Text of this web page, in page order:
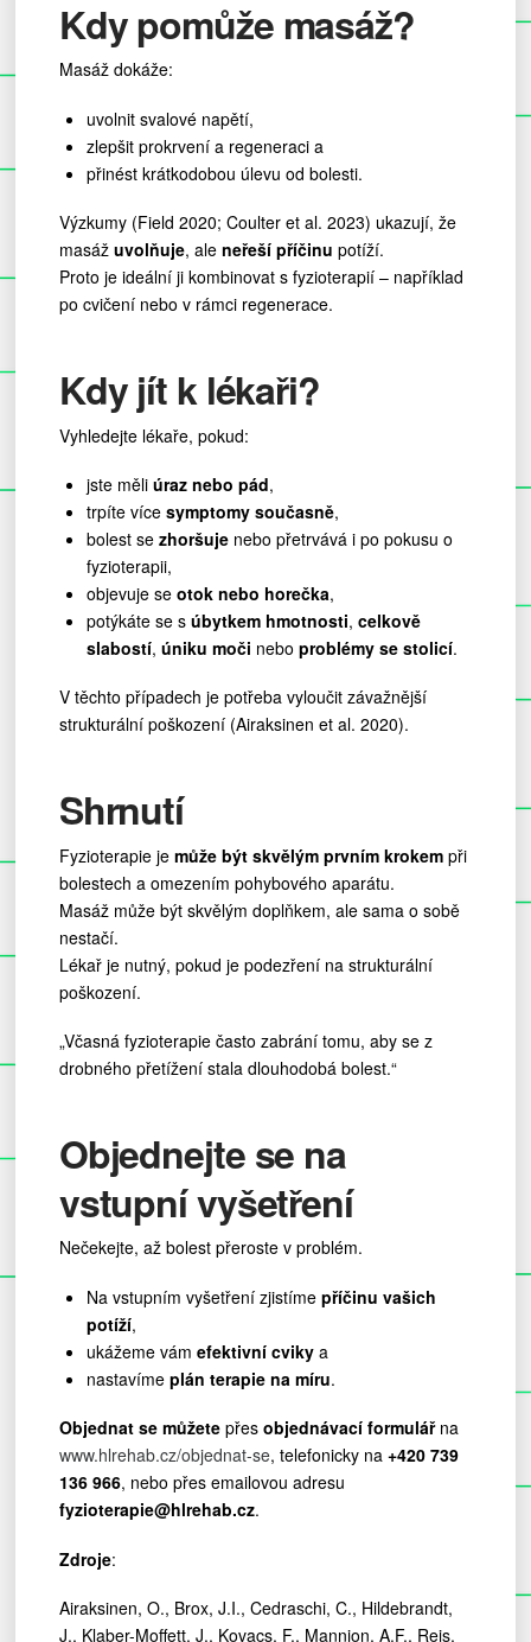
Kdy pomůže masáž?
Masáž dokáže:
uvolnit svalové napětí,
zlepšit prokrvení a regeneraci a
přinést krátkodobou úlevu od bolesti.
Výzkumy (Field 2020; Coulter et al. 2023) ukazují, že
masáž uvolňuje, ale neřeší příčinu potíží.
Proto je ideální ji kombinovat s fyzioterapií – například
po cvičení nebo v rámci regenerace.
Kdy jít k lékaři?
Vyhledejte lékaře, pokud:
jste měli úraz nebo pád,
trpíte více symptomy současně,
bolest se zhoršuje nebo přetrvává i po pokusu o
fyzioterapii,
objevuje se otok nebo horečka,
potýkáte se s úbytkem hmotnosti, celkově
slabostí, úniku moči nebo problémy se stolicí.
V těchto případech je potřeba vyloučit závažnější
strukturální poškození (Airaksinen et al. 2020).
Shrnutí
Fyzioterapie je může být skvělým prvním krokempři
bolestech a omezením pohybového aparátu.
Masáž může být skvělým doplňkem, ale sama o sobě
nestačí.
Lékař je nutný, pokud je podezření na strukturální
poškození.
„Včasná fyzioterapie často zabrání tomu, aby se z
drobného přetížení stala dlouhodobá bolest.“
Objednejte se na
vstupní vyšetření
Nečekejte, až bolest přeroste v problém.
Na vstupním vyšetření zjistíme příčinu vašich
potíží,
ukážeme vám efektivní cvikya
nastavíme plán terapie na míru.
Objednat se můžete přes objednávací formulářna
www.hlrehab.cz/objednat-se, telefonicky na +420 739
136 966, nebo přes emailovou adresu
fyzioterapie@hlrehab.cz.
Zdroje:
Airaksinen, O., Brox, J.I., Cedraschi, C., Hildebrandt,
J., Klaber-Moffett, J., Kovacs, F., Mannion, A.F., Reis,